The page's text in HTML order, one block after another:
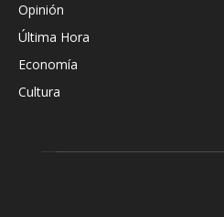
Opinión
Última Hora
Economía
Cultura